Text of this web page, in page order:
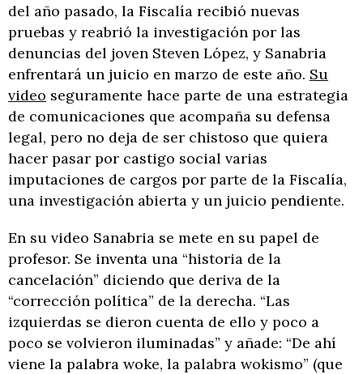
del año pasado, la Fiscalía recibió nuevas
pruebas y reabrió la investigación por las
denuncias del joven Steven López, y Sanabria
enfrentará un juicio en marzo de este año. Su
video seguramente hace parte de una estrategia
de comunicaciones que acompaña su defensa
legal, pero no deja de ser chistoso que quiera
hacer pasar por castigo social varias
imputaciones de cargos por parte de la Fiscalía,
una investigación abierta y un juicio pendiente.
En su video Sanabria se mete en su papel de
profesor. Se inventa una “historia de la
cancelación” diciendo que deriva de la
“corrección política” de la derecha. “Las
izquierdas se dieron cuenta de ello y poco a
poco se volvieron iluminadas” y añade: “De ahí
viene la palabra woke, la palabra wokismo” (que